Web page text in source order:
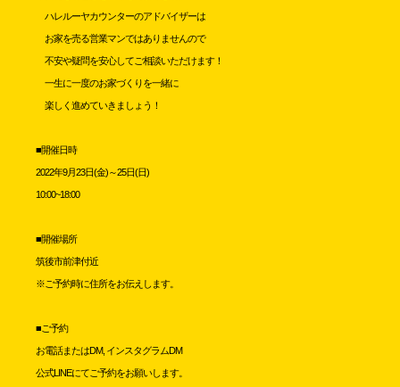
ハレルーヤカウンターのアドバイザーは
お家を売る営業マンではありませんので
不安や疑問を安心してご相談いただけます！
一生に一度のお家づくりを一緒に
楽しく進めていきましょう！
■開催日時
2022年9月23日(金)～25日(日)
10:00~18:00
■開催場所
筑後市前津付近
※ご予約時に住所をお伝えします。
■ご予約
お電話またはDM, インスタグラムDM
公式LINEにてご予約をお願いします。